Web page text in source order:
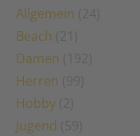
Allgemein
Beach
Damen
Herren
Hobby
Jugend